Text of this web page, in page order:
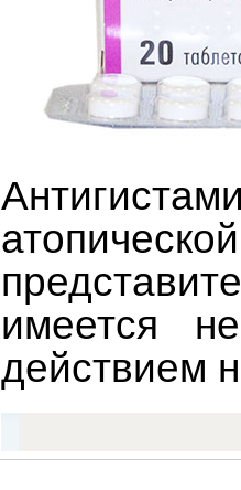
имеется
действием